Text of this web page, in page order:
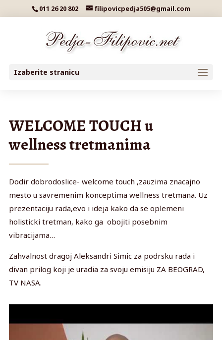
011 26 20 802 filipovicpedja505@gmail.com
Izaberite stranicu
WELCOME TOUCH u
wellness tretmanima
Dodir dobrodoslice- welcome touch ,zauzima znacajno
mesto u savremenim konceptima wellness tretmana. Uz
prezentaciju rada,evo i ideja kako da se oplemeni
holisticki tretman, kako ga obojiti posebnim
vibracijama…
Zahvalnost dragoj Aleksandri Simic za podrsku rada i
divan prilog koji je uradia za svoju emisiju ZA BEOGRAD,
TV NASA.